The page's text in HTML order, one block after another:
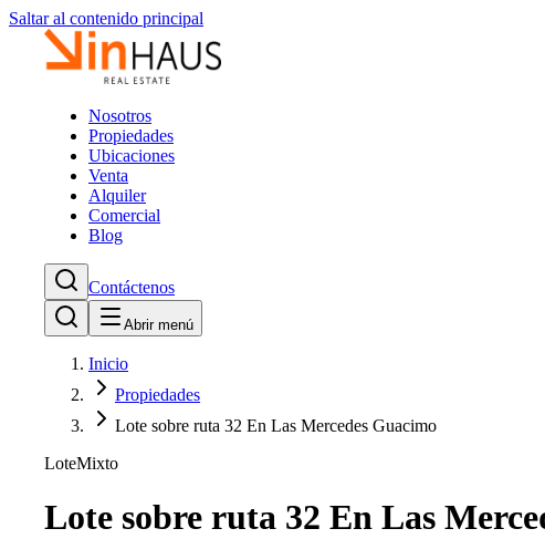
Saltar al contenido principal
Nosotros
Propiedades
Ubicaciones
Venta
Alquiler
Comercial
Blog
Contáctenos
Abrir menú
Inicio
Propiedades
Lote sobre ruta 32 En Las Mercedes Guacimo
LoteMixto
Lote sobre ruta 32 En Las